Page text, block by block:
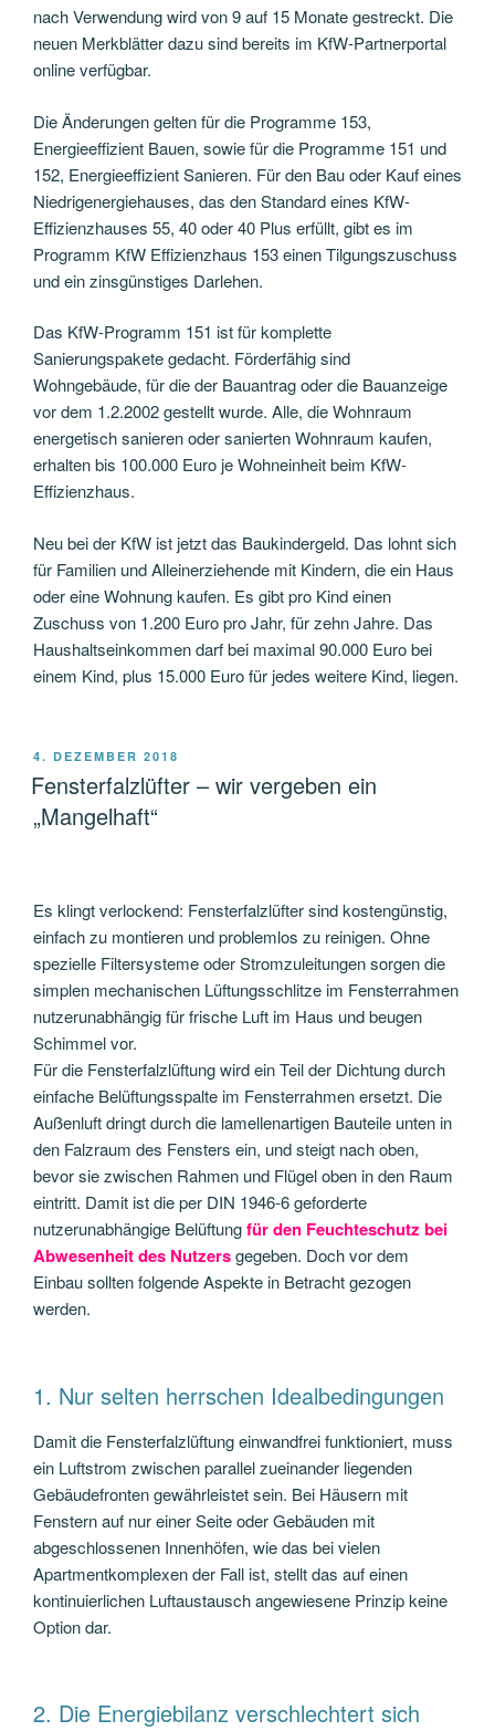
nach Verwendung wird von 9 auf 15 Monate gestreckt. Die
neuen Merkblätter dazu sind bereits im KfW-Partnerportal
online verfügbar.
Die Änderungen gelten für die Programme 153,
Energieeffizient Bauen, sowie für die Programme 151 und
152, Energieeffizient Sanieren. Für den Bau oder Kauf eines
Niedrigenergiehauses, das den Standard eines KfW-
Effizienzhauses 55, 40 oder 40 Plus erfüllt, gibt es im
Programm KfW Effizienzhaus 153 einen Tilgungszuschuss
und ein zinsgünstiges Darlehen.
Das KfW-Programm 151 ist für komplette
Sanierungspakete gedacht. Förderfähig sind
Wohngebäude, für die der Bauantrag oder die Bauanzeige
vor dem 1.2.2002 gestellt wurde. Alle, die Wohnraum
energetisch sanieren oder sanierten Wohnraum kaufen,
erhalten bis 100.000 Euro je Wohneinheit beim KfW-
Effizienzhaus.
Neu bei der KfW ist jetzt das Baukindergeld. Das lohnt sich
für Familien und Alleinerziehende mit Kindern, die ein Haus
oder eine Wohnung kaufen. Es gibt pro Kind einen
Zuschuss von 1.200 Euro pro Jahr, für zehn Jahre. Das
Haushaltseinkommen darf bei maximal 90.000 Euro bei
einem Kind, plus 15.000 Euro für jedes weitere Kind, liegen.
VERÖFFENTLICHT
AM
4. DEZEMBER 2018
Fensterfalzlüfter – wir vergeben ein
„Mangelhaft“
Es klingt verlockend: Fensterfalzlüfter sind kostengünstig,
einfach zu montieren und problemlos zu reinigen. Ohne
spezielle Filtersysteme oder Stromzuleitungen sorgen die
simplen mechanischen Lüftungsschlitze im Fensterrahmen
nutzerunabhängig für frische Luft im Haus und beugen
Schimmel vor.
Für die Fensterfalzlüftung wird ein Teil der Dichtung durch
einfache Belüftungsspalte im Fensterrahmen ersetzt. Die
Außenluft dringt durch die lamellenartigen Bauteile unten in
den Falzraum des Fensters ein, und steigt nach oben,
bevor sie zwischen Rahmen und Flügel oben in den Raum
eintritt. Damit ist die per DIN 1946-6 geforderte
nutzerunabhängige Belüftungfür den Feuchteschutz bei
Abwesenheit des Nutzersgegeben. Doch vor dem
Einbau sollten folgende Aspekte in Betracht gezogen
werden.
1. Nur selten herrschen Idealbedingungen
Damit die Fensterfalzlüftung einwandfrei funktioniert, muss
ein Luftstrom zwischen parallel zueinander liegenden
Gebäudefronten gewährleistet sein. Bei Häusern mit
Fenstern auf nur einer Seite oder Gebäuden mit
abgeschlossenen Innenhöfen, wie das bei vielen
Apartmentkomplexen der Fall ist, stellt das auf einen
kontinuierlichen Luftaustausch angewiesene Prinzip keine
Option dar.
2. Die Energiebilanz verschlechtert sich